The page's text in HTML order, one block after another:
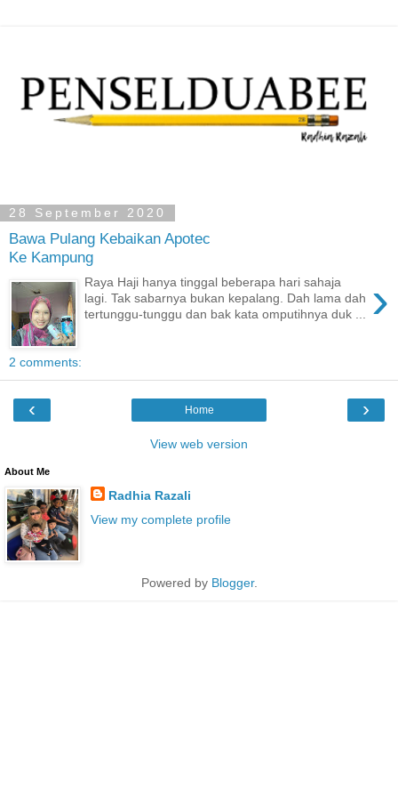
28 September 2020
Bawa Pulang Kebaikan Apotec
Ke Kampung
›
Raya Haji hanya tinggal beberapa hari sahaja
lagi. Tak sabarnya bukan kepalang. Dah lama dah
tertunggu-tunggu dan bak kata omputihnya duk ...
2 comments:
‹ ›
Home
View web version
About Me
Radhia Razali
View my complete profile
Powered by Blogger.